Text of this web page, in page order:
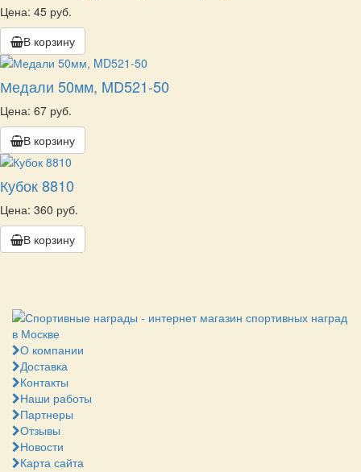
Цена: 45 руб.
В корзину
Медали 50мм, MD521-50
Цена: 67 руб.
В корзину
Кубок 8810
Цена: 360 руб.
В корзину
О компании
Доставка
Контакты
Наши работы
Партнеры
Отзывы
Новости
Карта сайта